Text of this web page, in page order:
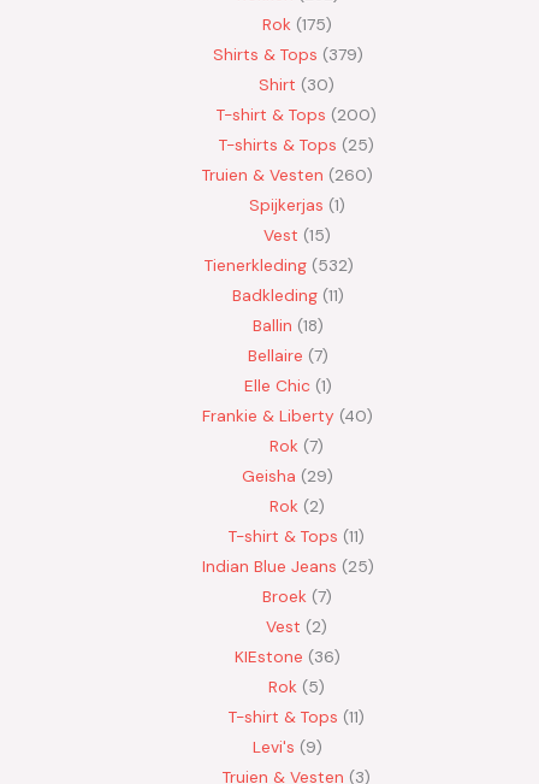
Rok 175
Shirts & Tops 379
Shirt
30
T-shirt & Tops
200
T-shirts & Tops
25
Truien & Vesten
260
Spijkerjas 1
Vest 15
Tienerkleding 532
Badkleding 11
Ballin 18
Bellaire 7
Elle Chic 1
Frankie & Liberty 40
Rok 7
Geisha
29
Rok 2
T-shirt & Tops 11
Indian Blue Jeans 25
Broek 7
Vest
2
KIEstone
36
Rok 5
T-shirt & Tops 11
Levi's
9
Truien & Vesten
3